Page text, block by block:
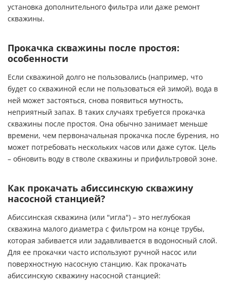
установка дополнительного фильтра или даже ремонт
скважины.
Прокачка скважины после простоя:
особенности
Если скважиной долго не пользовались (например, что
будет со скважиной если не пользоваться ей зимой), вода в
ней может застояться, снова появиться мутность,
неприятный запах. В таких случаях требуется прокачка
скважины после простоя. Она обычно занимает меньше
времени, чем первоначальная прокачка после бурения, но
может потребовать нескольких часов или даже суток. Цель
– обновить воду в стволе скважины и прифильтровой зоне.
Как прокачать абиссинскую скважину
насосной станцией?
Абиссинская скважина (или "игла") – это неглубокая
скважина малого диаметра с фильтром на конце трубы,
которая забивается или задавливается в водоносный слой.
Для ее прокачки часто используют ручной насос или
поверхностную насосную станцию. Как прокачать
абиссинскую скважину насосной станцией: